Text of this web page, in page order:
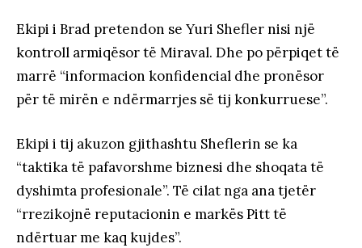
Ekipi i Brad pretendon se Yuri Shefler nisi një
kontroll armiqësor të Miraval. Dhe po përpiqet të
marrë “informacion konfidencial dhe pronësor
për të mirën e ndërmarrjes së tij konkurruese”.
Ekipi i tij akuzon gjithashtu Sheflerin se ka
“taktika të pafavorshme biznesi dhe shoqata të
dyshimta profesionale”. Të cilat nga ana tjetër
“rrezikojnë reputacionin e markës Pitt të
ndërtuar me kaq kujdes”.